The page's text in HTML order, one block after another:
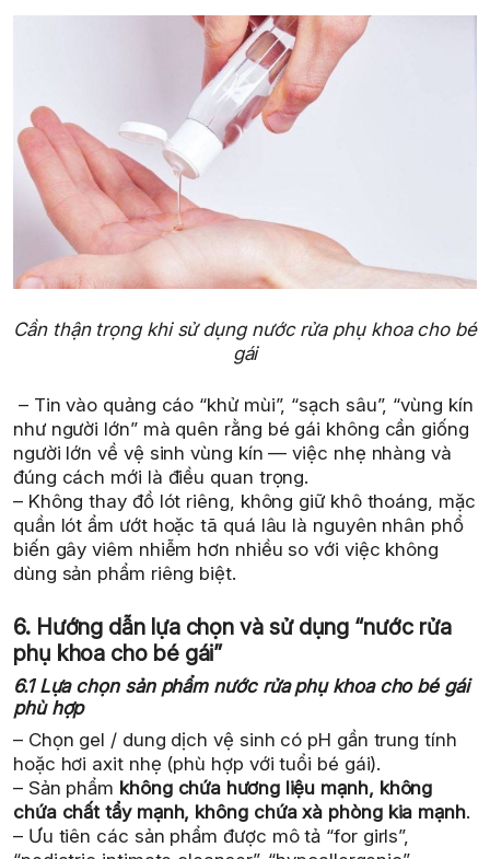
Cần thận trọng khi sử dụng nước rửa phụ khoa cho bé
gái
– Tin vào quảng cáo “khử mùi”, “sạch sâu”, “vùng kín
như người lớn” mà quên rằng bé gái không cần giống
người lớn về vệ sinh vùng kín — việc nhẹ nhàng và
đúng cách mới là điều quan trọng.
– Không thay đồ lót riêng, không giữ khô thoáng, mặc
quần lót ẩm ướt hoặc tã quá lâu là nguyên nhân phổ
biến gây viêm nhiễm hơn nhiều so với việc không
dùng sản phẩm riêng biệt.
6. Hướng dẫn lựa chọn và sử dụng “nước rửa
phụ khoa cho bé gái”
6.1 Lựa chọn sản phẩm nước rửa phụ khoa cho bé gái
phù hợp
– Chọn gel / dung dịch vệ sinh có pH gần trung tính
hoặc hơi axit nhẹ (phù hợp với tuổi bé gái).
– Sản phẩm không chứa hương liệu mạnh, không
chứa chất tẩy mạnh, không chứa xà phòng kia mạnh.
– Ưu tiên các sản phẩm được mô tả “for girls”,